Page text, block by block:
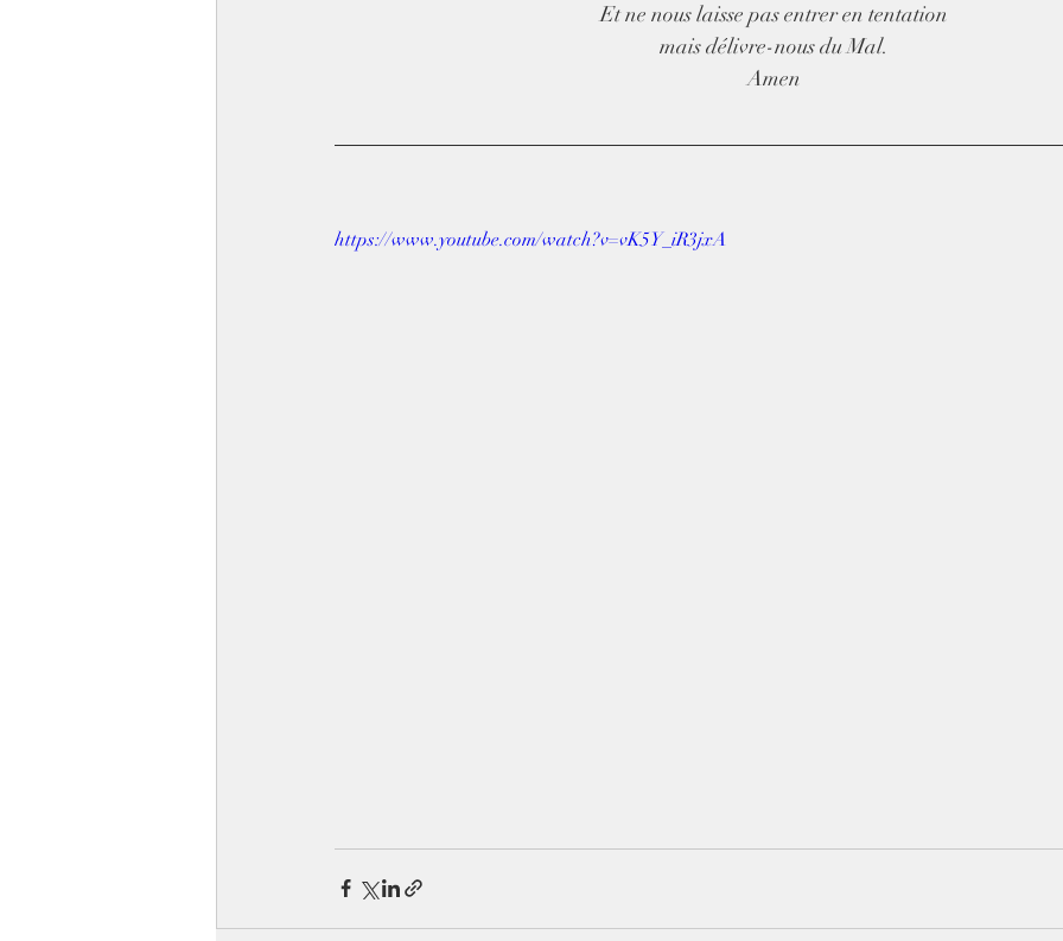
Et ne nous laisse pas entrer en tentation
mais délivre-nous du Mal.
Amen
https://www.youtube.com/watch?v=vK5Y_iR3jxA